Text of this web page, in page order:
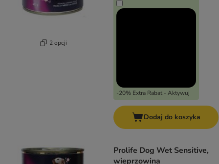
2 opcji
-20% Extra Rabat - Aktywuj
Dodaj do koszyka
Prolife Dog Wet Sensitive,
wieprzowina